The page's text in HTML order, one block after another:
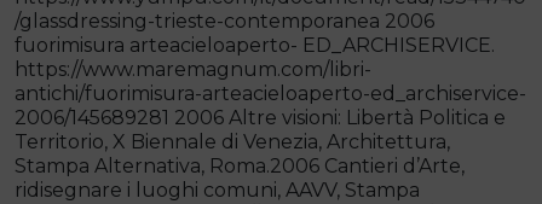
/glassdressing-trieste-contemporanea 2006
fuorimisura arteacieloaperto- ED_ARCHISERVICE.
https://www.maremagnum.com/libri-
antichi/fuorimisura-arteacieloaperto-ed_archiservice-
2006/145689281 2006 Altre visioni: Libertà Politica e
Territorio, X Biennale di Venezia, Architettura,
Stampa Alternativa, Roma.2006 Cantieri d’Arte,
ridisegnare i luoghi comuni, AAVV, Stampa